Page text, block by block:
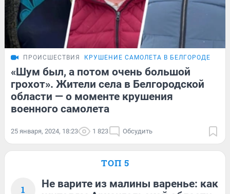
ПРОИСШЕСТВИЯ КРУШЕНИЕ САМОЛЕТА В БЕЛГОРОДЕ
«Шум был, а потом очень большой
грохот». Жители села в Белгородской
области — о моменте крушения
военного самолета
25 января, 2024, 18:23 1 823 Обсудить
ТОП 5
1
Не варите из малины варенье: как